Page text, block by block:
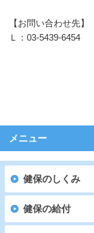
【お問い合わせ先
Ｌ：03-5439-6454
メニュー
健保のしくみ
健保の給付